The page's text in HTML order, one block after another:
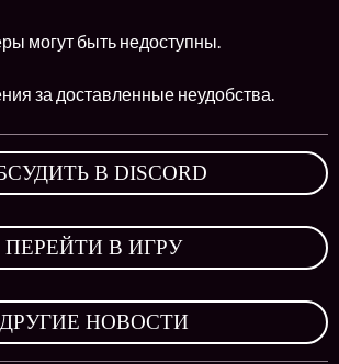
могут быть недоступны.
за доставленные неудобства.
В DISCORD
ПЕРЕЙТИ В ИГРУ
ДРУГИЕ НОВОСТИ